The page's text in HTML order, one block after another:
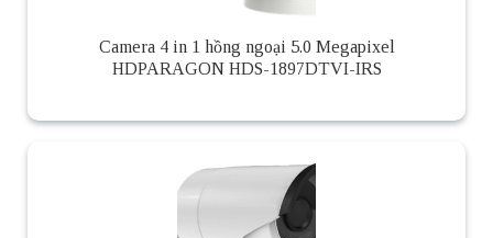
Camera 4 in 1 hồng ngoại 5.0 Megapixel
HDPARAGON HDS-1897DTVI-IRS